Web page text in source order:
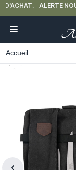
ALERTE
Accueil